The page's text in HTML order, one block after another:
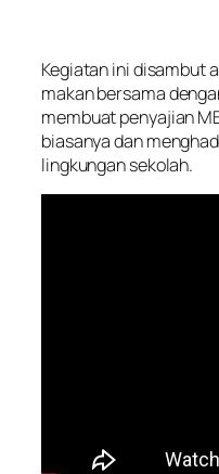
Kegiatan ini disambut
makan bersama
membuat penyajian
biasanya dan
lingkungan sekolah.